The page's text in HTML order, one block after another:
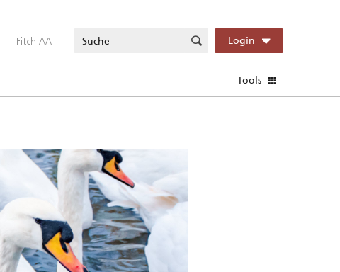
| Fitch AA Login
Tools